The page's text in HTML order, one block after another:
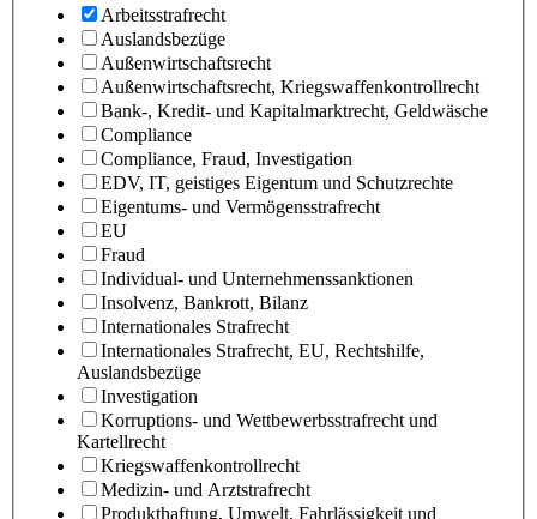
Arbeitsstrafrecht
Auslandsbezüge
Außenwirtschaftsrecht
Außenwirtschaftsrecht, Kriegswaffenkontrollrecht
Bank-, Kredit- und Kapitalmarktrecht, Geldwäsche
Compliance
Compliance, Fraud, Investigation
EDV, IT, geistiges Eigentum und Schutzrechte
Eigentums- und Vermögensstrafrecht
EU
Fraud
Individual- und Unternehmenssanktionen
Insolvenz, Bankrott, Bilanz
Internationales Strafrecht
Internationales Strafrecht, EU, Rechtshilfe,
Auslandsbezüge
Investigation
Korruptions- und Wettbewerbsstrafrecht und
Kartellrecht
Kriegswaffenkontrollrecht
Medizin- und Arztstrafrecht
Produkthaftung, Umwelt, Fahrlässigkeit und